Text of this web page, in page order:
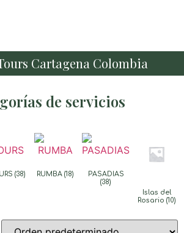
Cartagena Colombia
de servicios
(38) RUMBA (18)
PASADIAS
(38)
Islas del
Rosario (10)